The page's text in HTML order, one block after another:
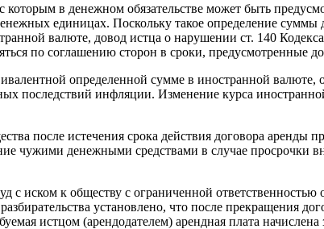
в денежном обязательстве может быть
единицах. Поскольку такое определение суммы
валюте, довод истца о нарушении ст. 140
по соглашению сторон в сроки, предусмотренные
определенной сумме в иностранной валюте,
последствий инфляции. Изменение курса
после истечения срока действия договора аренды
чужими денежными средствами в случае просрочки
иском к обществу с ограниченной
установлено, что после прекращения
истцом (арендодателем) арендная плата